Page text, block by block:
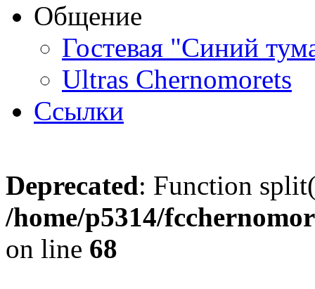
Общение
Гостевая "Синий
Ultras Chernomorets
Ссылки
Deprecated: Function
/home/p5314/
on line 68